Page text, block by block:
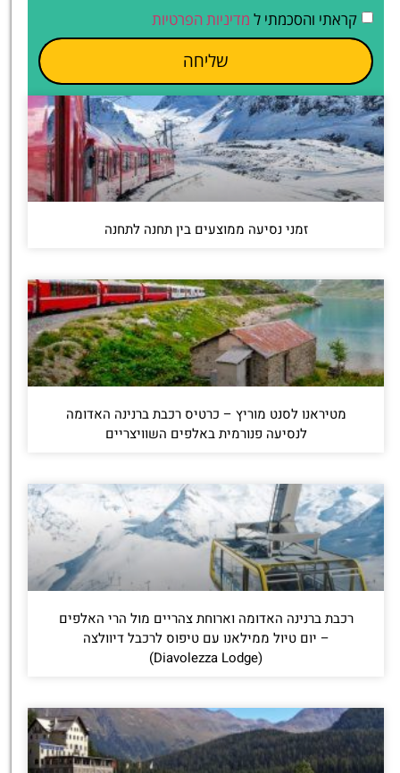
קראתי והסכמתי ל מדיניות הפרטיות
שליחה
זמני נסיעה ממוצעים בין תחנה לתחנה
מטיראנו לסנט מוריץ – כרטיס רכבת ברנינה האדומה
לנסיעה פנורמית באלפים השוויצריים
רכבת ברנינה האדומה וארוחת צהריים מול הרי האלפים
– יום טיול ממילאנו עם טיפוס לרכבל דיוולצה
(Diavolezza Lodge)